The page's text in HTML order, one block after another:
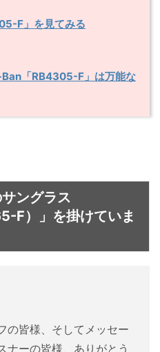
F」を見てみる
「RB4305-F」は万能な
ングラス
F）」を掛けていま
の皆様、そしてメッセー
ナーの皆様、ありがとう